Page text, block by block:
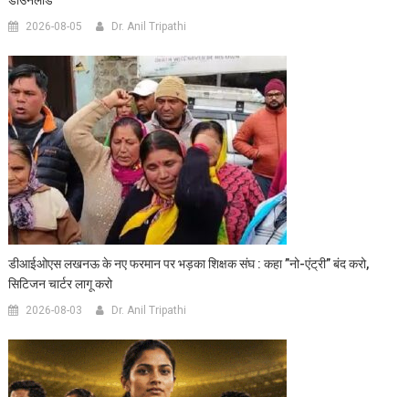
2026-08-05 Dr. Anil Tripathi
डीआईओएस लखनऊ के नए फरमान पर भड़का शिक्षक संघ : कहा ”नो-एंट्री” बंद करो,
सिटिजन चार्टर लागू करो
2026-08-03 Dr. Anil Tripathi